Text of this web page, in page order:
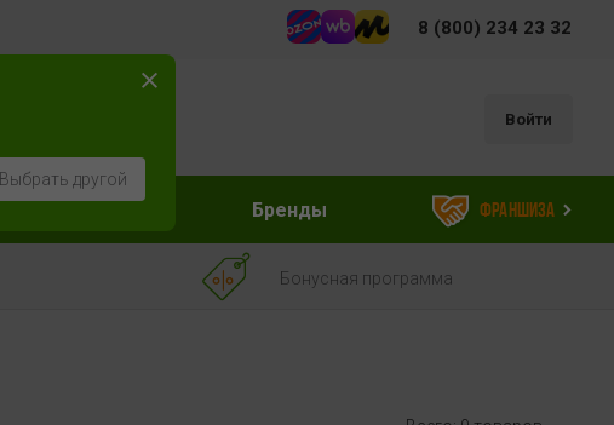
8 (800) 234 23 32
Войти
Бренды Франшиза
Бонусная программа
Выбрать другой